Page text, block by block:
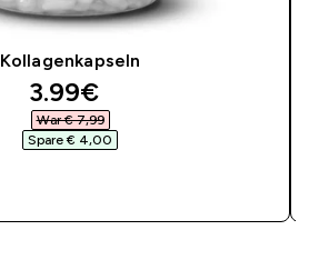
Kollagenkapseln
discounted price
3.99€‎
War € 7,99‎
Spare € 4,00‎